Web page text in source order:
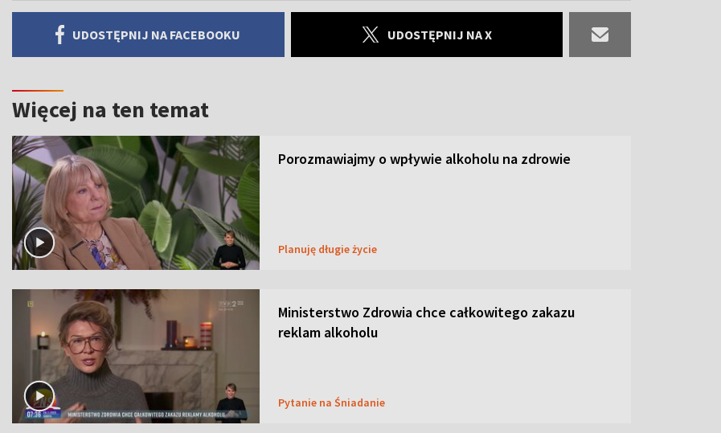
UDOSTĘPNIJ NA FACEBOOKU UDOSTĘPNIJ NA X
Więcej na ten temat
Porozmawiajmy o wpływie alkoholu na zdrowie
Planuję długie życie
Ministerstwo Zdrowia chce całkowitego zakazu
reklam alkoholu
Pytanie na Śniadanie